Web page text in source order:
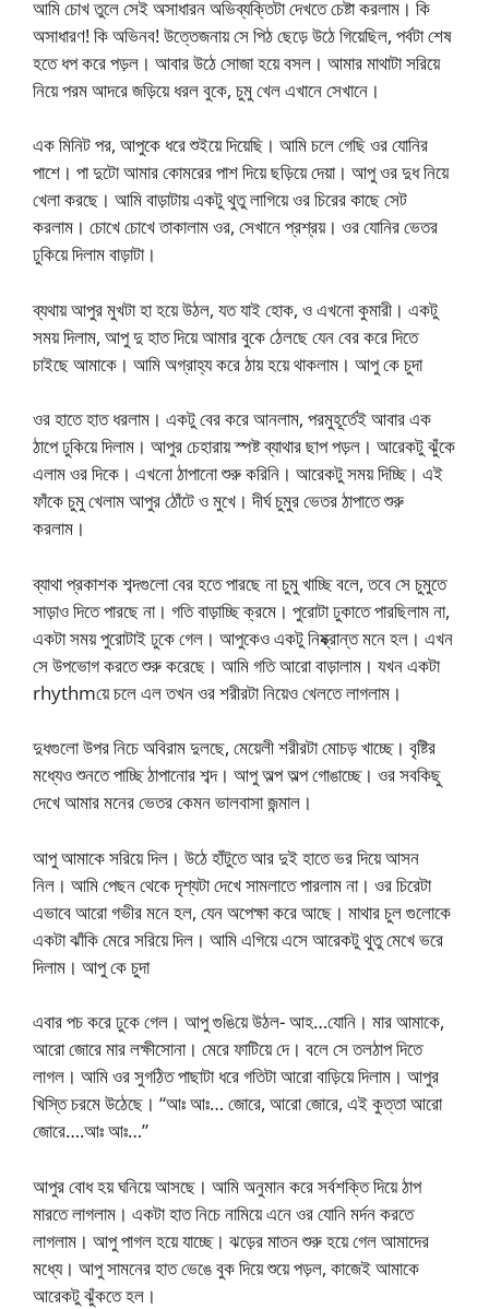
আমি চোখ তুলে সেই অসাধারন অভিব্যক্তিটা দেখতে চেষ্টা করলাম। কি
অসাধারণ! কি অভিনব! উত্তেজনায় সে পিঠ ছেড়ে উঠে গিয়েছিল, পর্বটা শেষ
হতে ধপ করে পড়ল। আবার উঠে সোজা হয়ে বসল। আমার মাথাটা সরিয়ে
নিয়ে পরম আদরে জড়িয়ে ধরল বুকে, চুমু খেল এখানে সেখানে।
এক মিনিট পর, আপুকে ধরে শুইয়ে দিয়েছি। আমি চলে গেছি ওর যোনির
পাশে। পা দুটো আমার কোমরের পাশ দিয়ে ছড়িয়ে দেয়া। আপু ওর দুধ নিয়ে
খেলা করছে। আমি বাড়াটায় একটু থুতু লাগিয়ে ওর চিরের কাছে সেট
করলাম। চোখে চোখে তাকালাম ওর, সেখানে প্রশ্রয়। ওর যোনির ভেতর
ঢুকিয়ে দিলাম বাড়াটা।
ব্যথায় আপুর মুখটা হা হয়ে উঠল, যত যাই হোক, ও এখনো কুমারী। একটু
সময় দিলাম, আপু দু হাত দিয়ে আমার বুকে ঠেলছে যেন বের করে দিতে
চাইছে আমাকে। আমি অগ্রাহ্য করে ঠায় হয়ে থাকলাম। আপু কে চুদা
ওর হাতে হাত ধরলাম। একটু বের করে আনলাম, পরমুহূর্তেই আবার এক
ঠাপে ঢুকিয়ে দিলাম। আপুর চেহারায় স্পষ্ট ব্যাথার ছাপ পড়ল। আরেকটু ঝুঁকে
এলাম ওর দিকে। এখনো ঠাপানো শুরু করিনি। আরেকটু সময় দিচ্ছি। এই
ফাঁকে চুমু খেলাম আপুর ঠোঁটে ও মুখে। দীর্ঘ চুমুর ভেতর ঠাপাতে শুরু
করলাম।
ব্যাথা প্রকাশক শব্দগুলো বের হতে পারছে না চুমু খাচ্ছি বলে, তবে সে চুমুতে
সাড়াও দিতে পারছে না। গতি বাড়াচ্ছি ক্রমে। পুরোটা ঢুকাতে পারছিলাম না,
একটা সময় পুরোটাই ঢুকে গেল। আপুকেও একটু নিষ্ক্রান্ত মনে হল। এখন
সে উপভোগ করতে শুরু করেছে। আমি গতি আরো বাড়ালাম। যখন একটা
rhythmয়ে চলে এল তখন ওর শরীরটা নিয়েও খেলতে লাগলাম।
দুধগুলো উপর নিচে অবিরাম দুলছে, মেয়েলী শরীরটা মোচড় খাচ্ছে। বৃষ্টির
মধ্যেও শুনতে পাচ্ছি ঠাপানোর শব্দ। আপু অল্প অল্প গোঙাচ্ছে। ওর সবকিছু
দেখে আমার মনের ভেতর কেমন ভালবাসা জন্মাল।
আপু আমাকে সরিয়ে দিল। উঠে হাঁটুতে আর দুই হাতে ভর দিয়ে আসন
নিল। আমি পেছন থেকে দৃশ্যটা দেখে সামলাতে পারলাম না। ওর চিরেটা
এভাবে আরো গভীর মনে হল, যেন অপেক্ষা করে আছে। মাথার চুল গুলোকে
একটা ঝাঁকি মেরে সরিয়ে দিল। আমি এগিয়ে এসে আরেকটু থুতু মেখে ভরে
দিলাম। আপু কে চুদা
এবার পচ করে ঢুকে গেল। আপু গুঙিয়ে উঠল- আহ…যোনি। মার আমাকে,
আরো জোরে মার লক্ষীসোনা। মেরে ফাটিয়ে দে। বলে সে তলঠাপ দিতে
লাগল। আমি ওর সুগঠিত পাছাটা ধরে গতিটা আরো বাড়িয়ে দিলাম। আপুর
খিস্তি চরমে উঠেছে। “আঃ আঃ… জোরে, আরো জোরে, এই কুত্তা আরো
জোরে….আঃ আঃ…”
আপুর বোধ হয় ঘনিয়ে আসছে। আমি অনুমান করে সর্বশক্তি দিয়ে ঠাপ
মারতে লাগলাম। একটা হাত নিচে নামিয়ে এনে ওর যোনি মর্দন করতে
লাগলাম। আপু পাগল হয়ে যাচ্ছে। ঝড়ের মাতন শুরু হয়ে গেল আমাদের
মধ্যে। আপু সামনের হাত ভেঙে বুক দিয়ে শুয়ে পড়ল, কাজেই আমাকে
আরেকটু ঝুঁকতে হল।